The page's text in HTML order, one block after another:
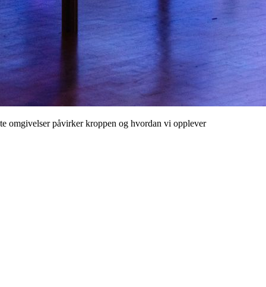
omgivelser påvirker kroppen og hvordan vi opplever